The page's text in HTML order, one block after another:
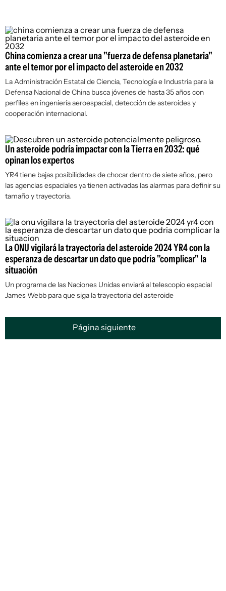
China comienza a crear una "fuerza de defensa planetaria"
ante el temor por el impacto del asteroide en 2032
La Administración Estatal de Ciencia, Tecnología e Industria para la
Defensa Nacional de China busca jóvenes de hasta 35 años con
perfiles en ingeniería aeroespacial, detección de asteroides y
cooperación internacional.
Un asteroide podría impactar con la Tierra en 2032: qué
opinan los expertos
YR4 tiene bajas posibilidades de chocar dentro de siete años, pero
las agencias espaciales ya tienen activadas las alarmas para definir su
tamaño y trayectoria.
La ONU vigilará la trayectoria del asteroide 2024 YR4 con la
esperanza de descartar un dato que podría "complicar" la
situación
Un programa de las Naciones Unidas enviará al telescopio espacial
James Webb para que siga la trayectoria del asteroide
Página siguiente